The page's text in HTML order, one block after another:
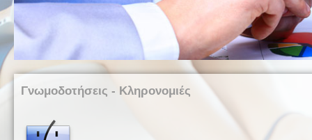
Γνωμοδοτήσεις - Κληρονομιές